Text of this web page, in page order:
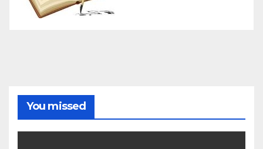
You missed